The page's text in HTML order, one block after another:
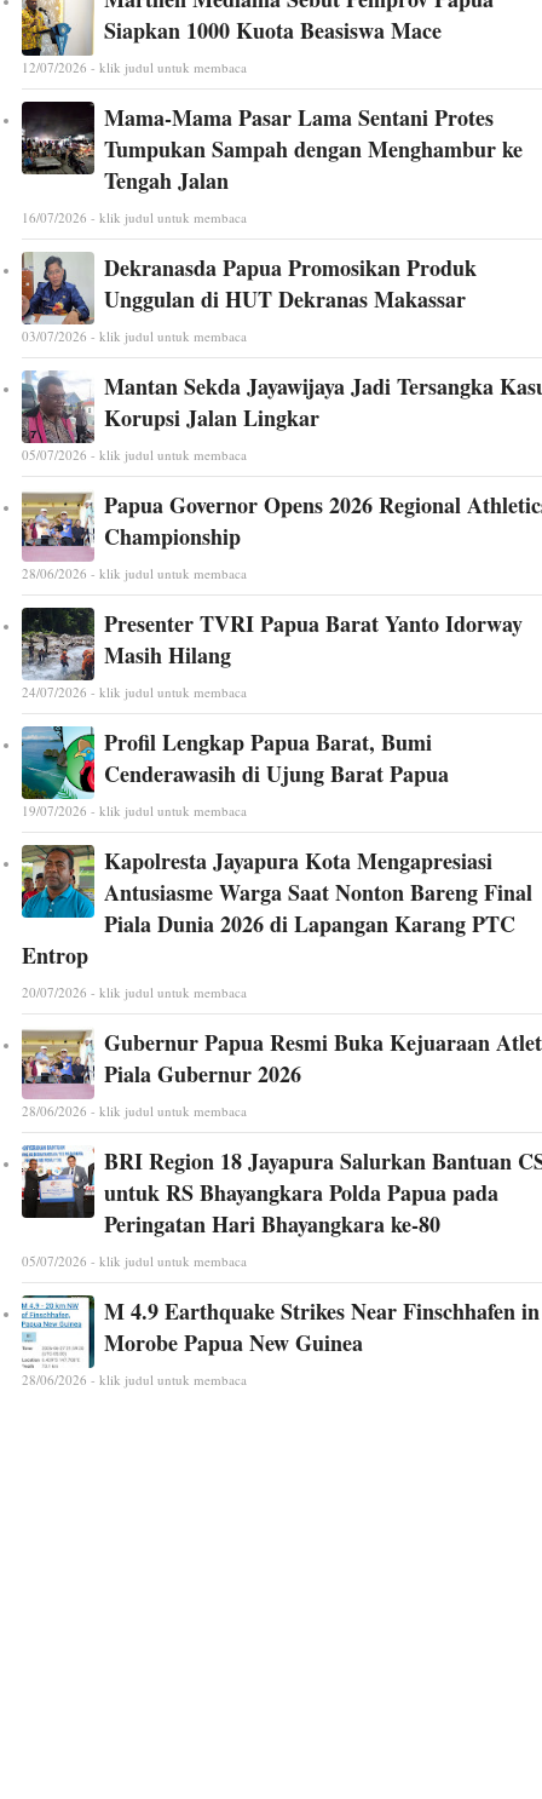
Siapkan 1000 Kuota Beasiswa Mace
12/07/2026 - klik judul untuk membaca
Mama-Mama Pasar Lama Sentani Protes
Tumpukan Sampah dengan Menghambur ke
Tengah Jalan
16/07/2026 - klik judul untuk membaca
Dekranasda Papua Promosikan Produk
Unggulan di HUT Dekranas Makassar
03/07/2026 - klik judul untuk membaca
Mantan Sekda Jayawijaya Jadi Tersangka
Korupsi Jalan Lingkar
05/07/2026 - klik judul untuk membaca
Papua Governor Opens 2026 Regional
Championship
28/06/2026 - klik judul untuk membaca
Presenter TVRI Papua Barat Yanto Idorway
Masih Hilang
24/07/2026 - klik judul untuk membaca
Profil Lengkap Papua Barat, Bumi
Cenderawasih di Ujung Barat Papua
19/07/2026 - klik judul untuk membaca
Kapolresta Jayapura Kota Mengapresiasi
Antusiasme Warga Saat Nonton Bareng Final
Piala Dunia 2026 di Lapangan Karang PTC
Entrop
20/07/2026 - klik judul untuk membaca
Gubernur Papua Resmi Buka Kejuaraan
Piala Gubernur 2026
28/06/2026 - klik judul untuk membaca
BRI Region 18 Jayapura Salurkan Bantuan
untuk RS Bhayangkara Polda Papua pada
Peringatan Hari Bhayangkara ke-80
05/07/2026 - klik judul untuk membaca
M 4.9 Earthquake Strikes Near Finschhafen in
Morobe Papua New Guinea
28/06/2026 - klik judul untuk membaca